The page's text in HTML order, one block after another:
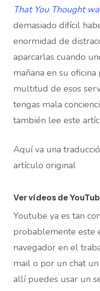
That You Thought
demasiado difícil
enormidad de
aparcarlas cuando
mañana en su
multitud de esos
tengas mala
también lee este
Aquí va una
artículo original
Ver vídeos de
Youtube ya es tan
probablemente este
navegador en el
mail o por un chat
allí puedes usar un